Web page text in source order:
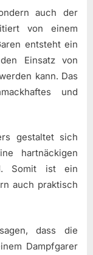
auch der
von einem
entsteht ein
Einsatz von
kann. Das
und
gestaltet sich
hartnäckigen
Somit ist ein
auch praktisch
dass die
Dampfgarer